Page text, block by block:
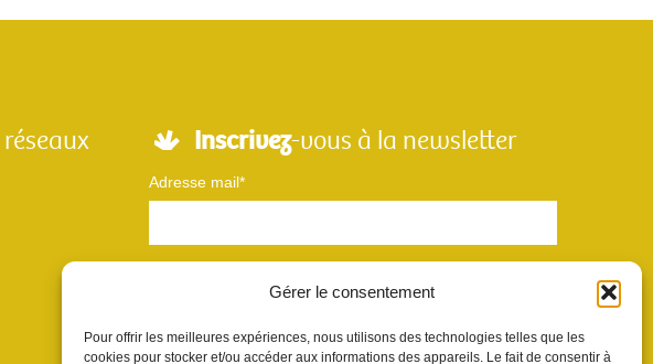
Gérer le consentement
Pour offrir les meilleures expériences, nous utilisons des technologies telles que les
cookies pour stocker et/ou accéder aux informations des appareils. Le fait de consentir à
Inscrivez-vous à la newsletter
Adresse mail*
Votre e-mail sera utilisé uniquement pour nous permettre de vous envoyer
notre newsletter et des informations à propos de Scènes et Territoires. Vous